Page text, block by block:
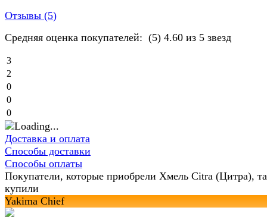
Отзывы (5)
Средняя оценка покупателей: (5) 4.60 из 5 звезд
3
2
0
0
0
Доставка и оплата
Способы доставки
Способы оплаты
Покупатели, которые приобрели Хмель Citra (Цитра),
купили
Yakima Chief